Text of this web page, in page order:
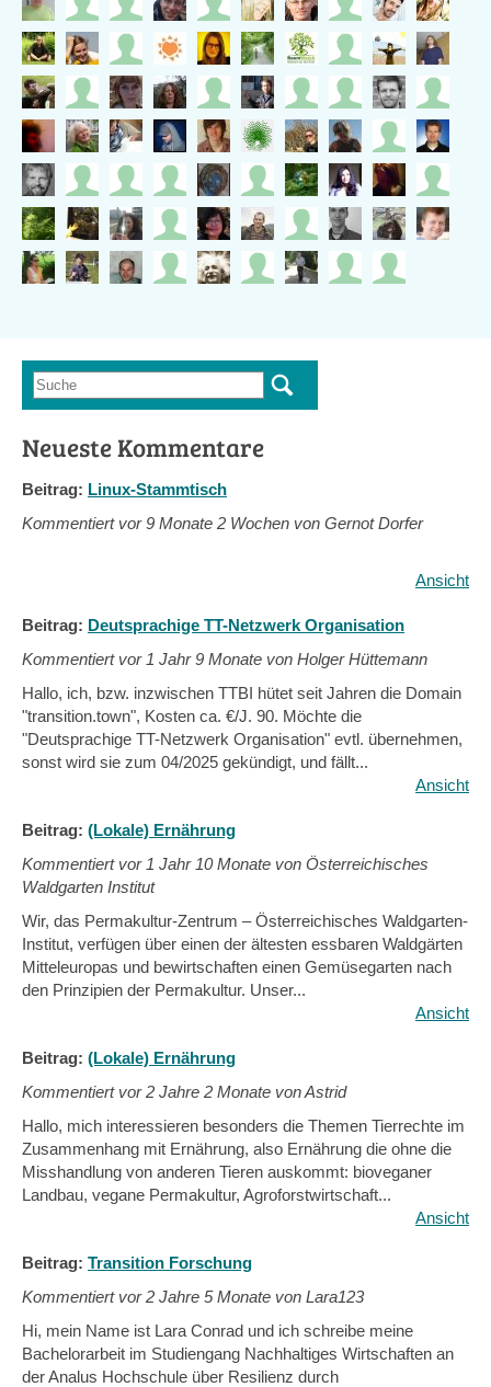
Suchformular
Suche
Neueste Kommentare
Beitrag: Linux-Stammtisch
Kommentiert vor9 Monate 2 Wochen von Gernot Dorfer
Ansicht
Beitrag: Deutsprachige TT-Netzwerk Organisation
Kommentiert vor 1 Jahr 9 Monate von Holger Hüttemann
Hallo, ich, bzw. inzwischen TTBI hütet seit Jahren die Domain
"transition.town", Kosten ca. €/J. 90. Möchte die
"Deutsprachige TT-Netzwerk Organisation" evtl. übernehmen,
sonst wird sie zum 04/2025 gekündigt, und fällt...
Ansicht
Beitrag: (Lokale) Ernährung
Kommentiert vor 1 Jahr 10 Monate von Österreichisches
Waldgarten Institut
Wir, das Permakultur-Zentrum – Österreichisches Waldgarten-
Institut, verfügen über einen der ältesten essbaren Waldgärten
Mitteleuropas und bewirtschaften einen Gemüsegarten nach
den Prinzipien der Permakultur. Unser...
Ansicht
Beitrag: (Lokale) Ernährung
Kommentiert vor2 Jahre 2 Monate von Astrid
Hallo, mich interessieren besonders die Themen Tierrechte im
Zusammenhang mit Ernährung, also Ernährung die ohne die
Misshandlung von anderen Tieren auskommt: bioveganer
Landbau, vegane Permakultur, Agroforstwirtschaft...
Ansicht
Beitrag: Transition Forschung
Kommentiert vor2 Jahre 5 Monate von Lara123
Hi, mein Name ist Lara Conrad und ich schreibe meine
Bachelorarbeit im Studiengang Nachhaltiges Wirtschaften an
der Analus Hochschule über Resilienz durch